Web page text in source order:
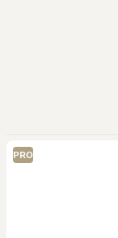
PRO